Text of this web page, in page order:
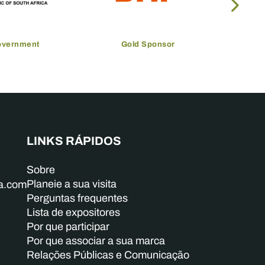
Gold Sponsor
LINKS RÁPIDOS
Sobre
Planeie a sua visita
Perguntas frequentes
Lista de expositores
Por que participar
Por que associar a sua marca
Relações Públicas e Comunicação